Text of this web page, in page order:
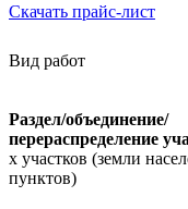
Скачать прайс-лист
Вид работ
Раздел/объединение/
перераспределение
х участков (земли
пунктов)